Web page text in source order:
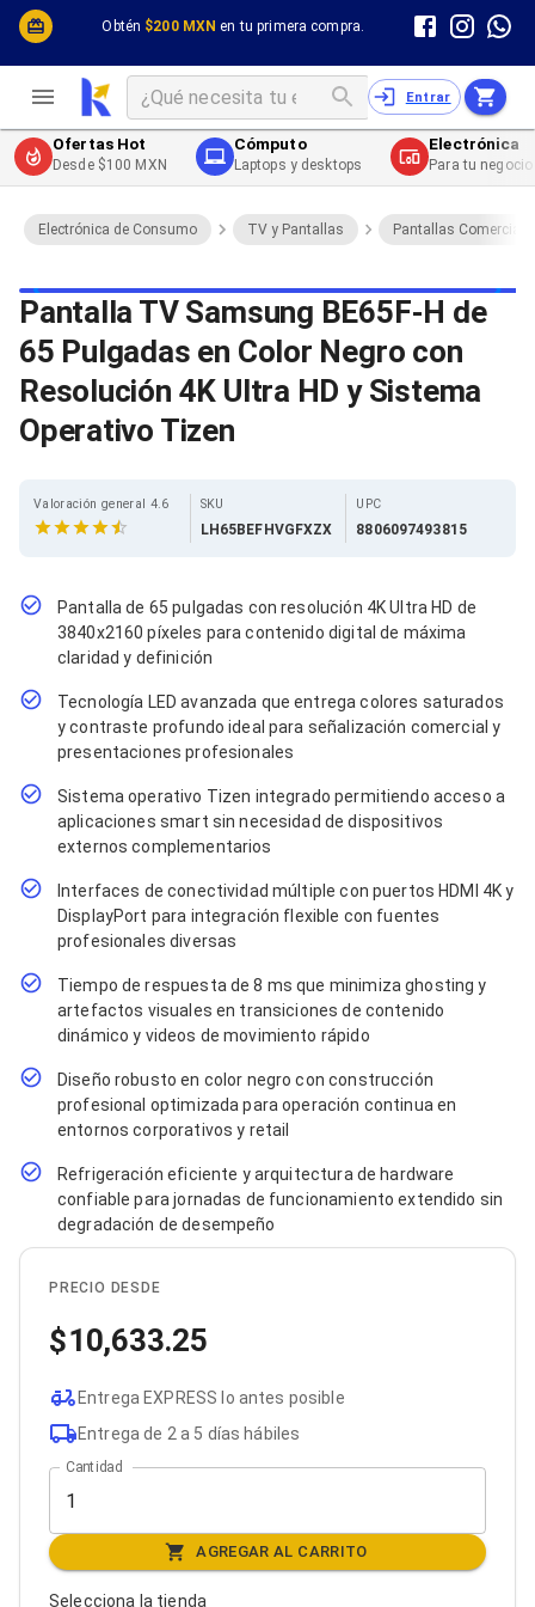
Obtén $200 MXN en tu primera compra.
Cómputo y Hardware
Desktop y Portátiles
Impresión y Consumibles
Celulares y Telefonía
Energía
Entrar
Cómputo y Hardware
Cables
Cables PC
Cables PC USB
Cables PC Serial
Cables PC SATA / eSATA
Cables PC SAS
Cables PC VGA / HD15
Cables de Audio / Video HDMI
Cables de Audio / Video VGA
Cables de Audio / Video RCA
Cables de Audio / Video Toslink
Cables de Audio / Video DVI
Cables de Energía
Cables de Poder (Interno)
Cables de Poder (Externo)
Cables Fibra Óptica
Cables SFP+
Jacks de Red
Conectores
Tapas y Cajas
Pinzas Ponchadoras
Probadores de Cable
Cortadoras de Cable
Protectores para Cables
Cables para Impresoras
Bobinas
Cableado Estructurado
Sujetadores de Cables
Cinchos
Adaptadores
Adaptadores PC
Adaptadores PC USB
Adaptadores PC Serial
Adaptadores PC SATA
Adaptadores PC IDE
Adaptadores PC Teclado
Bluetooth
Adaptadores Video
Adaptadores Video DisplayPort
Divisores de Video
Adaptadores Video HDMI
Extensores y Receptores de Vídeo
Adaptadores Video DVI
Adaptadores Video VGA / HD15
Repetidores USB
Adaptadores Audio AUX
Adaptadores Audio USB
Mouse
Mousepads
Teclados
Teclados Numéricos
Controles de Juego para PC
Accesorios para Servidores
Racks y Gabinetes
Charolas para Racks y Gabinetes
Ofertas Hot
Desde $100 MXN
Cómputo
Laptops y desktops
Electrónica
Para tu
Electrónica de Consumo TV y Pantallas Pantallas
Pantalla TV Samsung BE65F-H de
65 Pulgadas en Color Negro con
Resolución 4K Ultra HD y Sistema
Operativo Tizen
Valoración general 4.6 SKU
LH65BEFHVGFXZX
UPC
8806097493815
Pantalla de 65 pulgadas con resolución 4K Ultra HD de
3840x2160 píxeles para contenido digital de máxima
claridad y definición
Tecnología LED avanzada que entrega colores saturados
y contraste profundo ideal para señalización comercial y
presentaciones profesionales
Sistema operativo Tizen integrado permitiendo acceso a
aplicaciones smart sin necesidad de dispositivos
externos complementarios
Interfaces de conectividad múltiple con puertos HDMI 4K y
DisplayPort para integración flexible con fuentes
profesionales diversas
Tiempo de respuesta de 8 ms que minimiza ghosting y
artefactos visuales en transiciones de contenido
dinámico y videos de movimiento rápido
Diseño robusto en color negro con construcción
profesional optimizada para operación continua en
entornos corporativos y retail
Refrigeración eficiente y arquitectura de hardware
confiable para jornadas de funcionamiento extendido sin
degradación de desempeño
PRECIO DESDE
10,633.25
Entrega EXPRESS lo antes posible
Entrega de 2 a 5 días hábiles
Cantidad
AGREGAR AL CARRITO
Selecciona la tienda